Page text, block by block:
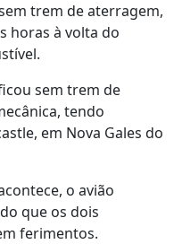
trem de aterragem,
horas à volta do
sem trem de
tendo
em Nova Gales do
o avião
que os dois
ferimentos.